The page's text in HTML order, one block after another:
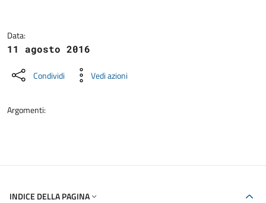
Data:
11 agosto 2016
Condividi Vedi azioni
Argomenti:
INDICE DELLA PAGINA